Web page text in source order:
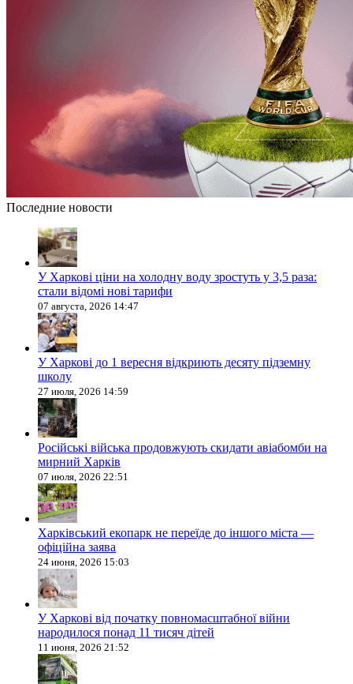
Последние новости
У Харкові ціни на холодну воду зростуть у 3,5 раза:
стали відомі нові тарифи
07 августа, 2026 14:47
У Харкові до 1 вересня відкриють десяту підземну
школу
27 июля, 2026 14:59
Російські війська продовжують скидати авіабомби на
мирний Харків
07 июля, 2026 22:51
Харківський екопарк не переїде до іншого міста —
офіційна заява
24 июня, 2026 15:03
У Харкові від початку повномасштабної війни
народилося понад 11 тисяч дітей
11 июня, 2026 21:52